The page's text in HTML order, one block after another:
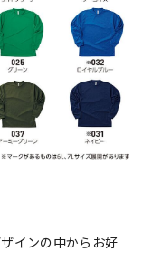
インの中からお好